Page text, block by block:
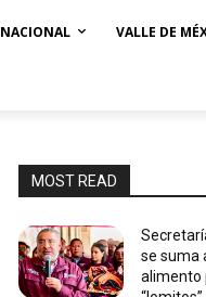
NACIONAL VALLE DE
MOST READ
se suma
alimento